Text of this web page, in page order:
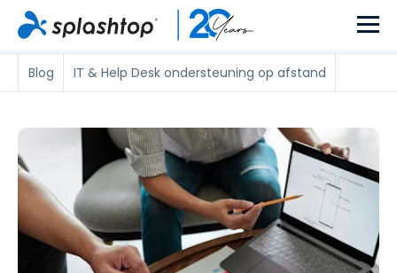
Blog IT & Help Desk ondersteuning op afstand